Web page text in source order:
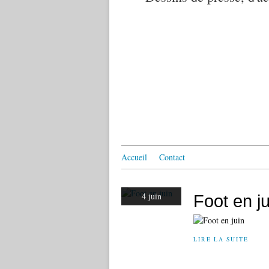
Accueil Contact
4 juin Foot en
LIRE LA SUITE